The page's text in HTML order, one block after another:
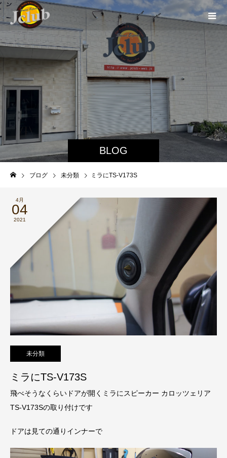
BLOG
ブログ 未分類 ミラにTS-V173S
4月
04
2021
未分類
ミラにTS-V173S
飛べそうなくらいドアが開くミラにスピーカー カロッツェリア
TS-V173Sの取り付けです
ドアは見ての通りインナーで